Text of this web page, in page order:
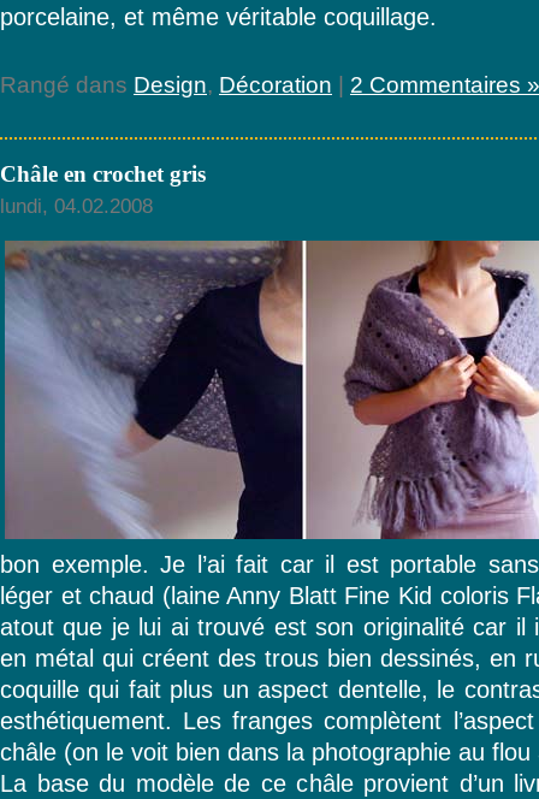
porcelaine, et même véritable coquillage.
Rangé dans Design, Décoration | 2 Commentaires »
Châle en crochet gris
lundi, 04.02.2008
bon exemple. Je l’ai fait car il est portable
léger et chaud (laine Anny Blatt Fine Kid coloris
atout que je lui ai trouvé est son originalité car il
en métal qui créent des trous bien dessinés, en
coquille qui fait plus un aspect dentelle, le
esthétiquement. Les franges complètent
châle (on le voit bien dans la photographie au
La base du modèle de ce châle provient d’un